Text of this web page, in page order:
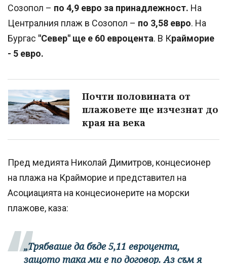
Созопол – по 4,9 евро за принадлежност. На
Централния плаж в Созопол – по 3,58 евро. На
Бургас "Север" ще е 60 евроцента. В Крайморие
- 5 евро.
Почти половината от
плажовете ще изчезнат до
края на века
Пред медията Николай Димитров, концесионер
на плажа на Крайморие и представител на
Асоциацията на концесионерите на морски
плажове, каза:
„Трябваше да бъде 5,11 евроцента,
защото така ми е по договор. Аз съм я